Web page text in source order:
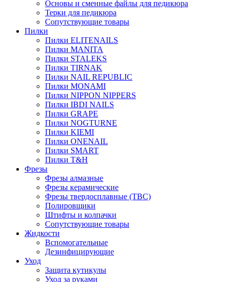
Основы и сменные файлы для педикюра
Терки для педикюра
Сопутствующие товары
Пилки
Пилки ELITENAILS
Пилки MANITA
Пилки STALEKS
Пилки TIRNAK
Пилки NAIL REPUBLIC
Пилки MONAMI
Пилки NIPPON NIPPERS
Пилки IBDI NAILS
Пилки GRAPE
Пилки NOGTURNE
Пилки KIEMI
Пилки ONENAIL
Пилки SMART
Пилки T&H
Фрезы
Фрезы алмазные
Фрезы керамические
Фрезы твердосплавные (ТВС)
Полировщики
Штифты и колпачки
Сопутствующие товары
Жидкости
Вспомогательные
Дезинфицирующие
Уход
Защита кутикулы
Уход за руками